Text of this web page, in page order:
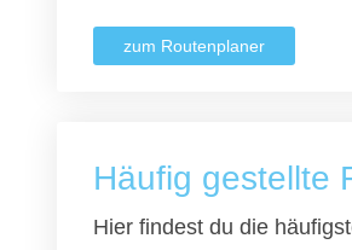
zum Routenplaner
Häufig gestellte
Hier findest du die